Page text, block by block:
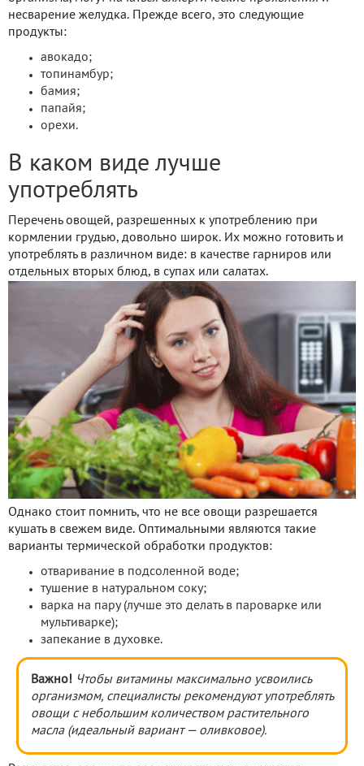
несварение желудка. Прежде всего, это следующие
продукты:
авокадо;
топинамбур;
бамия;
папайя;
орехи.
В каком виде лучше
употреблять
Перечень овощей, разрешенных к употреблению при
кормлении грудью, довольно широк. Их можно готовить и
употреблять в различном виде: в качестве гарниров или
отдельных вторых блюд, в супах или салатах.
Однако стоит помнить, что не все овощи разрешается
кушать в свежем виде. Оптимальными являются такие
варианты термической обработки продуктов:
отваривание в подсоленной воде;
тушение в натуральном соку;
варка на пару (лучше это делать в пароварке или
мультиварке);
запекание в духовке.
Важно! Чтобы витамины максимально усвоились
организмом, специалисты рекомендуют употреблять
овощи с небольшим количеством растительного
масла (идеальный вариант — оливковое).